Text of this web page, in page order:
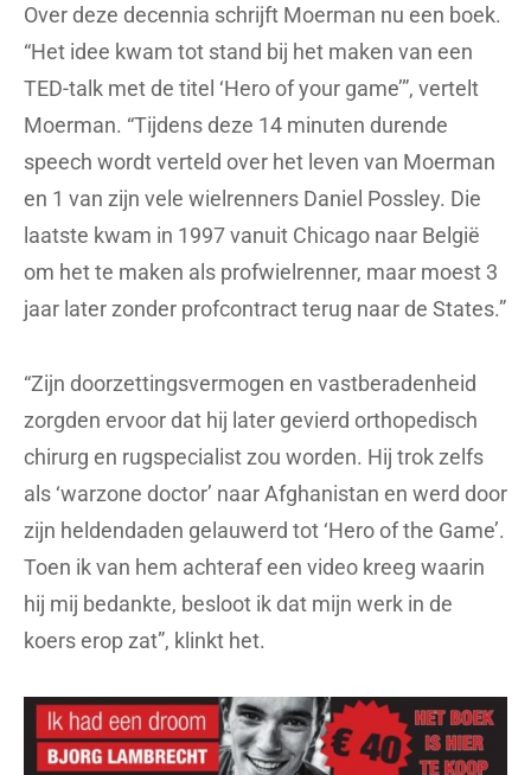
Over deze decennia schrijft Moerman nu een boek.
“Het idee kwam tot stand bij het maken van een
TED-talk met de titel ‘Hero of your game’”, vertelt
Moerman. “Tijdens deze 14 minuten durende
speech wordt verteld over het leven van Moerman
en 1 van zijn vele wielrenners Daniel Possley. Die
laatste kwam in 1997 vanuit Chicago naar België
om het te maken als profwielrenner, maar moest 3
jaar later zonder profcontract terug naar de States.”
“Zijn doorzettingsvermogen en vastberadenheid
zorgden ervoor dat hij later gevierd orthopedisch
chirurg en rugspecialist zou worden. Hij trok zelfs
als ‘warzone doctor’ naar Afghanistan en werd door
zijn heldendaden gelauwerd tot ‘Hero of the Game’.
Toen ik van hem achteraf een video kreeg waarin
hij mij bedankte, besloot ik dat mijn werk in de
koers erop zat”, klinkt het.